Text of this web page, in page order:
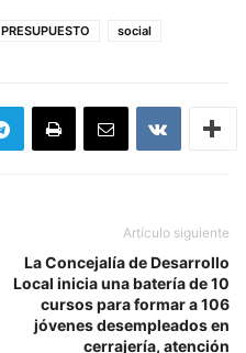
PRESUPUESTO social
Artículo siguiente
La Concejalía de Desarrollo
Local inicia una batería de 10
cursos para formar a 106
jóvenes desempleados en
cerrajería, atención